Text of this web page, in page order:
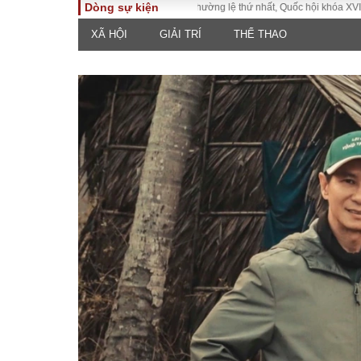
TOÀN CẢNH
Chính sách
Sự kiện
Đối thoại
Thế giới
luật
Góc
Hồ sơ
Tiếng
An ninh
ĐA CHIỀU
Quan điểm
Dòng sự kiện
Kỳ họp không thường lệ thứ nhất, Quốc hội khóa XVI Đưa
XÃ HỘI GIẢI TRÍ THỂ THAO